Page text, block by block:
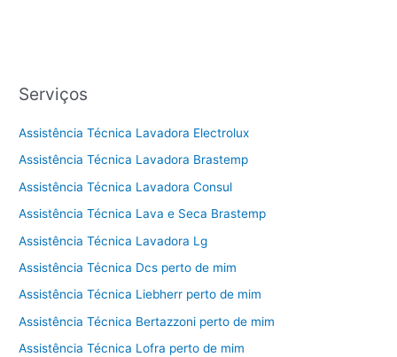
Serviços
Assistência Técnica Lavadora Electrolux
Assistência Técnica Lavadora Brastemp
Assistência Técnica Lavadora Consul
Assistência Técnica Lava e Seca Brastemp
Assistência Técnica Lavadora Lg
Assistência Técnica Dcs perto de mim
Assistência Técnica Liebherr perto de mim
Assistência Técnica Bertazzoni perto de mim
Assistência Técnica Lofra perto de mim